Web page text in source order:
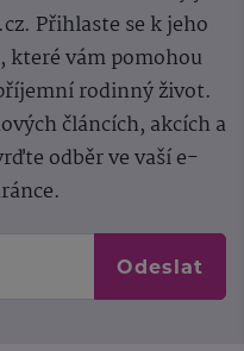
Přihlaste se k jeho
které vám pomohou
rodinný život.
článcích, akcích a
odběr ve vaší e-
Odeslat